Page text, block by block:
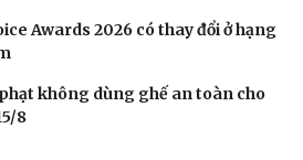
Awards 2026 có thay đổi ở hạng
không dùng ghế an toàn cho
8